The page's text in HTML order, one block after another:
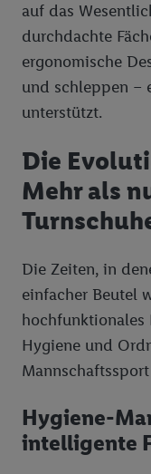
auf das
durchdachte
ergonomische
und schleppen –
unterstützt.
Die
Mehr als
Die Zeiten, in
einfacher Beutel
hochfunktionales
Hygiene und
Hygiene-
intelligente